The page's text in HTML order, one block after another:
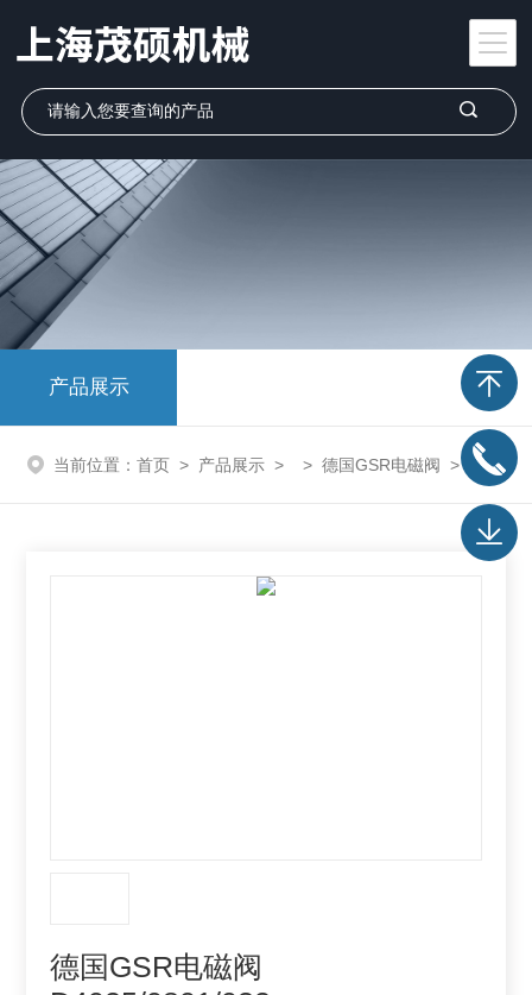
产品展示
当前位置： 首页 > 产品展示 > > 德国GSR电磁阀 > D4025/0801/032德国GSR电磁阀D4025/0801/032
德国GSR电磁阀